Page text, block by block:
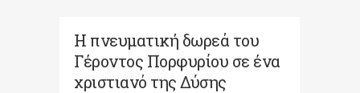
Η πνευματική δωρεά του
Γέροντος Πορφυρίου σε ένα
χριστιανό της Δύσης